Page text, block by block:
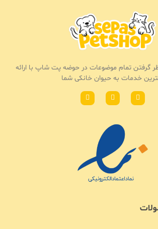
گرفتن تمام موضوعات در حوضه پت شاپ با ارائه
خدمات به حیوان خانکی شما